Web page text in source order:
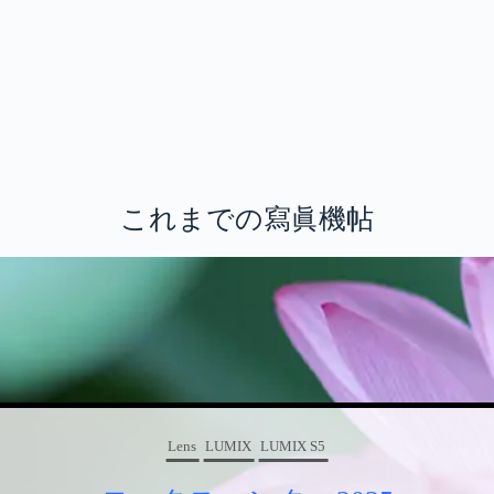
これまでの寫眞機帖
Lens LUMIX LUMIX S5